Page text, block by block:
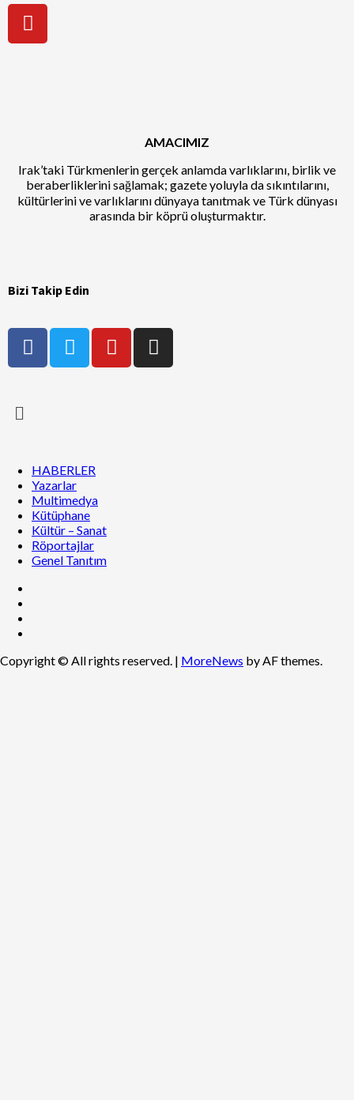
AMACIMIZ
Irak’taki Türkmenlerin gerçek anlamda varlıklarını, birlik ve
beraberliklerini sağlamak; gazete yoluyla da sıkıntılarını,
kültürlerini ve varlıklarını dünyaya tanıtmak ve Türk dünyası
arasında bir köprü oluşturmaktır.
Bizi Takip Edin
HABERLER
Yazarlar
Multimedya
Kütüphane
Kültür – Sanat
Röportajlar
Genel Tanıtım
Copyright © All rights reserved. | MoreNews by AF themes.